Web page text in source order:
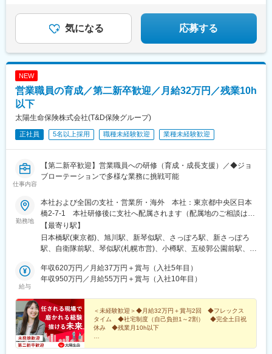
(兵庫県)、四条駅(京都市営)、石場駅、新大宮駅、和歌山駅、紙屋
町東駅、湯田温泉駅、片原町駅(香川県)、大橋通駅、平和通駅、大
駅(愛媛県)、鹿児島中央駅前駅、中央病院前駅、三越前駅、立川
宮下駅、京成成田駅、日本大通り駅、海老名駅(相模線)、藤沢駅、
善光寺下駅、松本駅、荒町駅(富山県)、足羽山公園口駅、肥後橋
榴ケ岡駅、西新宿駅、半蔵門駅、東池袋駅、新千葉駅、市役所前
駅(長野県)、金手駅、心斎橋駅、千里中央駅(北大阪急行)、大小路
千代台駅、東京駅、立川南駅、蒲生駅、船橋駅、桜木町駅、第一
通り駅、栄町駅(愛知県)、駅前駅、電気ビル前駅、仁愛女子高校
駅、淀屋橋駅、旧居留地・大丸前駅、烏丸御池駅、膳所駅、紙屋
町西駅、高松駅(香川県)、高知城前駅、旦過駅、西浜町駅、旭橋
駅、狸小路駅、仙台駅、永田町駅、京成千葉駅、堺筋本町駅、西
気になる 応募する
NEW
営業職員の育成／第二新卒歓迎／月給32万円／残業10h
以下
太陽生命保険株式会社(T&D保険グループ)
正社員 5名以上採用 職種未経験歓迎 業種未経験歓迎
仕事内容
【第二新卒歓迎】営業職員への研修（育成・成長支援）／◆ジョ
ブローテーションで多様な業務に挑戦可能
勤務地
本社および全国の支社・営業所・海外 本社：東京都中央区日本
橋2-7-1 本社研修後に支社へ配属されます（配属地のご相談は可
能）研修時の宿泊費および交通費は会社が負担いたします。＜北
海道・東北＞北海道／青森県／岩手県／宮城県／秋田県／山形県
／福島県＜関東＞茨城県／栃木県／群馬県／埼玉県／千葉県／東
山県／兵庫県＜九州・沖縄＞福岡県／佐賀県／長崎県／熊本県／
大分県／宮崎県／鹿児島県／沖縄県＜中部・東海＞長野県／新潟
＜中国・四国＞岡山県／島根県／広島県／山口県／香川県／愛媛
県／徳島県／高知県受動喫煙対策：社内完全禁煙
【最寄り駅】
日本橋駅(東京都)、旭川駅、新琴似駅、さっぽろ駅、新さっぽろ
駅、自衛隊前駅、琴似駅(札幌市営)、小樽駅、五稜郭公園前駅、青
一番町駅、長町駅、山形駅、新庄駅、郡山駅(福島県)、水戸駅、牛
久駅、東武宇都宮駅、小山駅、高崎駅、熊谷駅、大宮駅(埼玉県)、
野駅、県庁前駅(千葉県)、木更津駅、京成船橋駅、鬼越駅、柏駅、
流山おおたかの森駅、松戸駅、橋本駅(神奈川県)、登戸駅、溝の口
駅、京急川崎駅、菊名駅、関内駅、センター南駅、二俣川駅、横
須賀中央駅、金沢八景駅(横浜シーサイドライン)、戸塚駅、藤沢
駅、大和駅(神奈川県)、本厚木駅、平塚駅、小田原駅、小岩駅、北
給与
年収620万円／月給37万円＋賞与（入社5年目）
年収950万円／月給55万円＋賞与（入社10年目）
＜未経験歓迎＞◆月給32万円＋賞与2回 ◆フレックス
タイム ◆社宅制度（自己負担1～2割） ◆完全土日祝
休み ◆残業月10h以下